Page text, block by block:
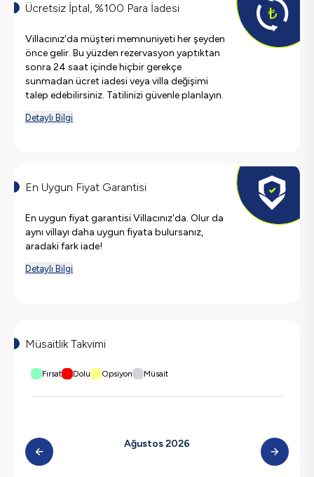
Ücretsiz İptal, %100 Para İadesi
Villacınız'da müşteri memnuniyeti her şeyden
önce gelir. Bu yüzden rezervasyon yaptıktan
sonra 24 saat içinde hiçbir gerekçe
sunmadan ücret iadesi veya villa değişimi
talep edebilirsiniz. Tatilinizi güvenle planlayın.
Detaylı Bilgi
En Uygun Fiyat Garantisi
En uygun fiyat garantisi Villacınız'da. Olur da
aynı villayı daha uygun fiyata bulursanız,
aradaki fark iade!
Detaylı Bilgi
Müsaitlik Takvimi
Fırsat Dolu Opsiyon Müsait
Ağustos 2026